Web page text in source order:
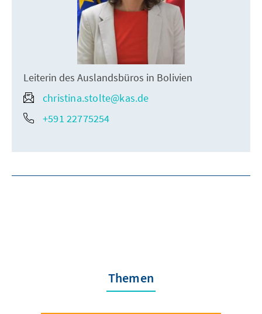
Leiterin des Auslandsbüros in Bolivien
christina.stolte@kas.de
+591 22775254
Themen